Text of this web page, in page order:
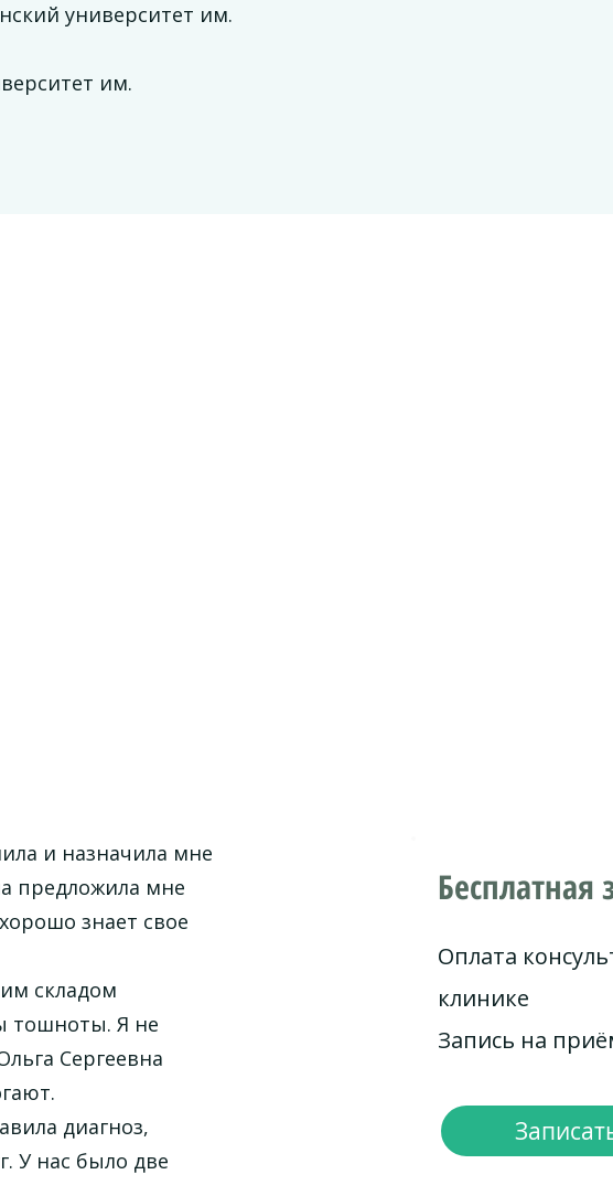
университет им.
им.
и назначила мне
предложила мне
знает свое
складом
тошноты. Я не
Сергеевна
диагноз,
У нас было две
Бесплатная
Оплата
клинике
Запись на